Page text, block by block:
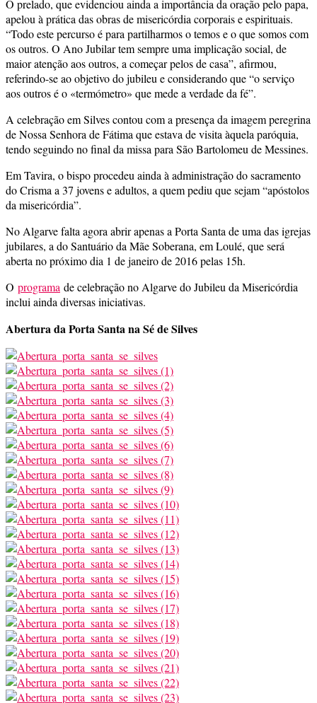
O prelado, que evidenciou ainda a importância da oração pelo papa,
apelou à prática das obras de misericórdia corporais e espirituais.
“Todo este percurso é para partilharmos o temos e o que somos com
os outros. O Ano Jubilar tem sempre uma implicação social, de
maior atenção aos outros, a começar pelos de casa”, afirmou,
referindo-se ao objetivo do jubileu e considerando que “o serviço
aos outros é o «termómetro» que mede a verdade da fé”.
A celebração em Silves contou com a presença da imagem peregrina
de Nossa Senhora de Fátima que estava de visita àquela paróquia,
tendo seguindo no final da missa para São Bartolomeu de Messines.
Em Tavira, o bispo procedeu ainda à administração do sacramento
do Crisma a 37 jovens e adultos, a quem pediu que sejam “apóstolos
da misericórdia”.
No Algarve falta agora abrir apenas a Porta Santa de uma das igrejas
jubilares, a do Santuário da Mãe Soberana, em Loulé, que será
aberta no próximo dia 1 de janeiro de 2016 pelas 15h.
O programa de celebração no Algarve do Jubileu da Misericórdia
inclui ainda diversas iniciativas.
Abertura da Porta Santa na Sé de Silves